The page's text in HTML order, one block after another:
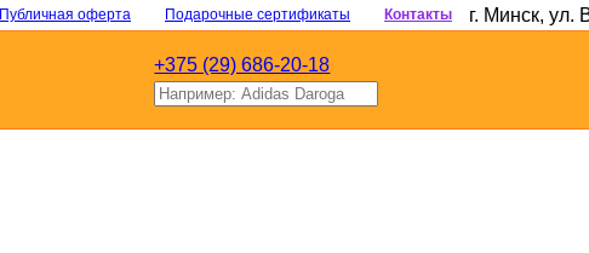
Публичная оферта Подарочные сертификаты Контакты г. Минск, ул.
+375 (29) 686-20-18